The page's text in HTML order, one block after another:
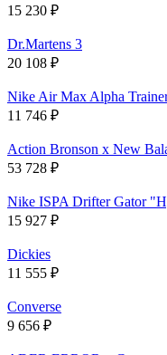
15 230 ₽
Dr.Martens 3
20 108 ₽
Nike Air Max Alpha
11 746 ₽
Action Bronson x New
53 728 ₽
Nike ISPA Drifter Gator
15 927 ₽
Dickies
11 555 ₽
Converse
9 656 ₽